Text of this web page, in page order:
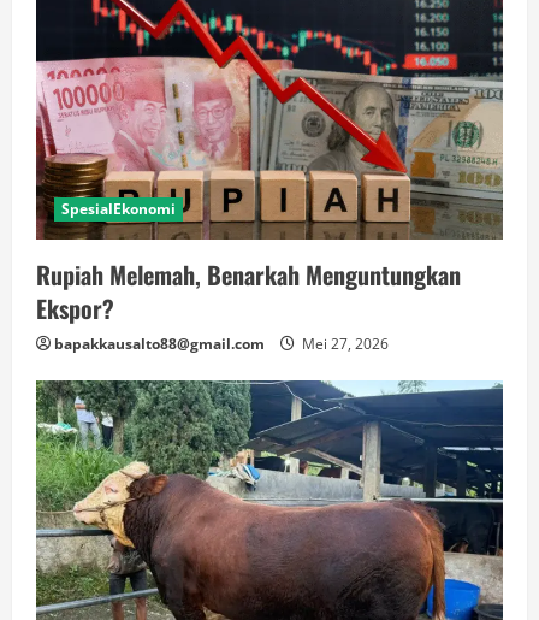
SpesialEkonomi
Rupiah Melemah, Benarkah Menguntungkan
Ekspor?
bapakkausalto88@gmail.com Mei 27, 2026